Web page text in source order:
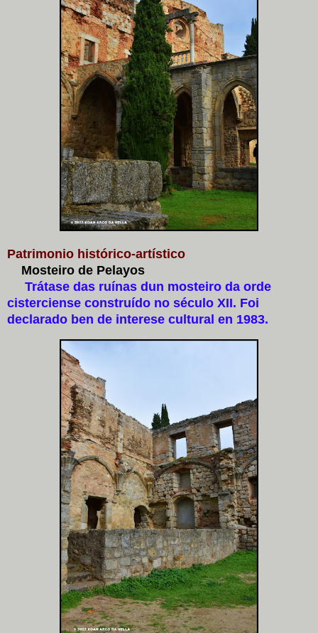
Patrimonio histórico-artístico
Mosteiro de Pelayos
Trátase das ruínas dun mosteiro da orde
cisterciense construído no século XII. Foi
declarado ben de interese cultural en 1983.